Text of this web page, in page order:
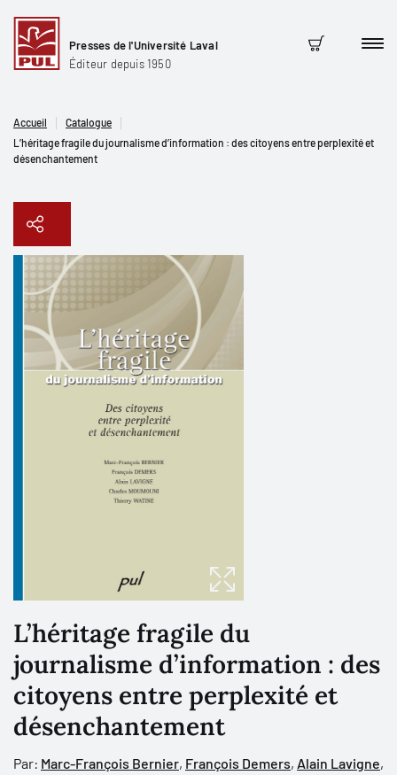
Presses de l'Université Laval
Éditeur depuis 1950
Panier
Accueil
Catalogue
L’héritage fragile du journalisme d’information : des citoyens entre perplexité et
désenchantement
Copier le lien
L’héritage fragile du
journalisme d’information : des
citoyens entre perplexité et
désenchantement
Par: Marc-François Bernier, François Demers, Alain Lavigne,